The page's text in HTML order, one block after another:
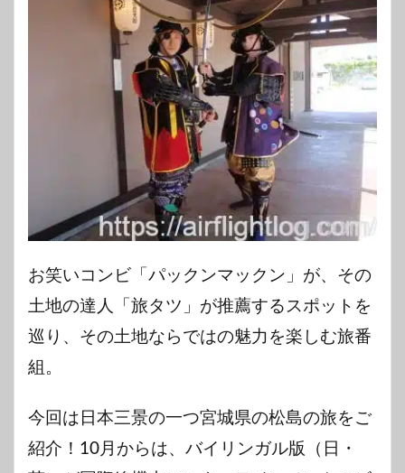
お笑いコンビ「パックンマックン」が、その
土地の達人「旅タツ」が推薦するスポットを
巡り、その土地ならではの魅力を楽しむ旅番
組。
今回は日本三景の一つ宮城県の松島の旅をご
紹介！10月からは、バイリンガル版（日・